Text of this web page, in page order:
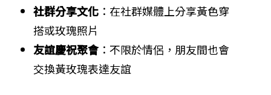
社群分享文化 ：在社群媒體上分享黃色穿
搭或玫瑰照片
友誼慶祝聚會：不限於情侶，朋友間也會
交換黃玫瑰表達友誼